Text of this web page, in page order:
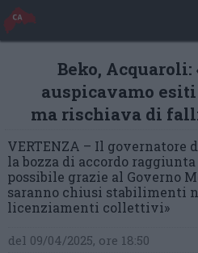
Beko, Acquaroli:
auspicavamo
ma rischiava di
VERTENZA – Il governatore
la bozza di accordo
possibile grazie al Governo
saranno chiusi stabilimenti
licenziamenti collettivi»
del 09/04/2025, ore 18:50